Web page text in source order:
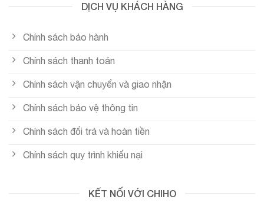
DỊCH VỤ KHÁCH HÀNG
Chính sách bảo hành
Chính sách thanh toán
Chính sách vận chuyển và giao nhận
Chính sách bảo vệ thông tin
Chính sách đổi trả và hoàn tiền
Chính sách quy trình khiếu nại
KẾT NỐI VỚI CHIHO